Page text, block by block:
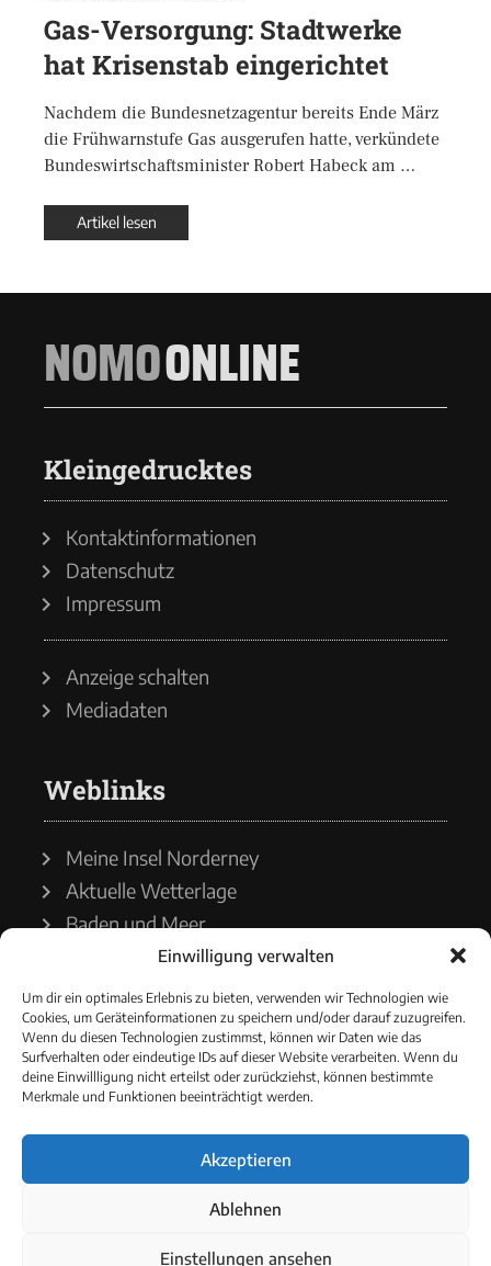
Einwilligung verwalten
Um dir ein optimales Erlebnis zu bieten, verwenden wir Technologien wie
Cookies, um Geräteinformationen zu speichern und/oder darauf zuzugreifen.
Wenn du diesen Technologien zustimmst, können wir Daten wie das
Surfverhalten oder eindeutige IDs auf dieser Website verarbeiten. Wenn du
deine Einwillligung nicht erteilst oder zurückziehst, können bestimmte
Merkmale und Funktionen beeinträchtigt werden.
Akzeptieren
Ablehnen
Einstellungen ansehen
Gas-Versorgung: Stadtwerke
hat Krisenstab eingerichtet
Nachdem die Bundesnetzagentur bereits Ende März
die Frühwarnstufe Gas ausgerufen hatte, verkündete
Bundeswirtschaftsminister Robert Habeck am …
Artikel lesen
NOMOONLINE
Kleingedrucktes
Kontaktinformationen
Datenschutz
Impressum
Anzeige schalten
Mediadaten
Weblinks
Meine Insel Norderney
Aktuelle Wetterlage
Baden und Meer
Wetterdienst
Wasserstände
Schiffsverkehr